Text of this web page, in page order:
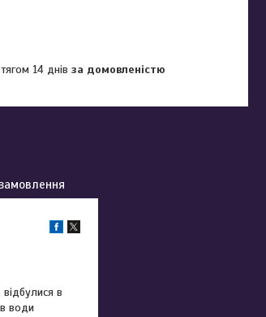
14 днівза домовленістю
в
в води